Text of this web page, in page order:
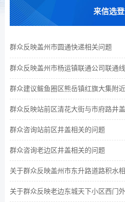
来信选登
群众反映盖州市圆通快递相关问题
群众咨询站前区井盖相关的问题
群众咨询老边区井盖相关的问题